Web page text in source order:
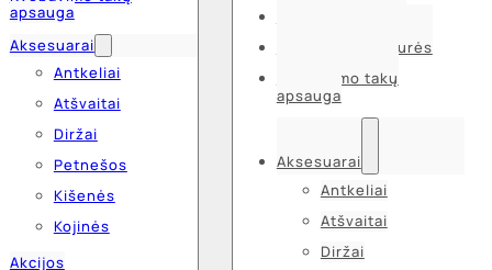
apsauga
Aksesuarai
Antkeliai
Atšvaitai
Diržai
Petnešos
Kišenės
Kojinės
Akcijos
Pošalmiai ir kepurės
Kvėpavimo takų
apsauga
Aksesuarai
Antkeliai
Atšvaitai
Diržai